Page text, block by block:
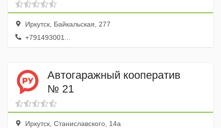
Иркутск, Байкальская, 277
+791493001...
Автогаражный кооператив
№ 21
Иркутск, Станиславского, 14а